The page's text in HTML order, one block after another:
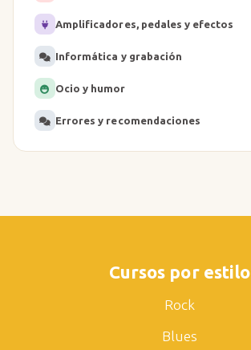
Amplificadores, pedales y efectos
Informática y grabación
Ocio y humor
Errores y recomendaciones
Cursos por estilo
Rock
Blues